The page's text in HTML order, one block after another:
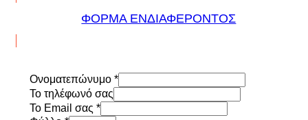
ΦΟΡΜΑ ΕΝΔΙΑΦΕΡΟΝΤΟΣ
Ονοματεπώνυμο *
To τηλέφωνό σας
Το Email σας *